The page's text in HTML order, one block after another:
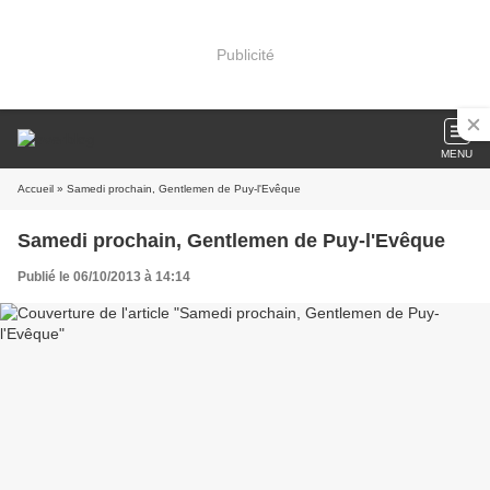
Publicité
MENU
Accueil » Samedi prochain, Gentlemen de Puy-l'Evêque
Samedi prochain, Gentlemen de Puy-l'Evêque
Publié le 06/10/2013 à 14:14